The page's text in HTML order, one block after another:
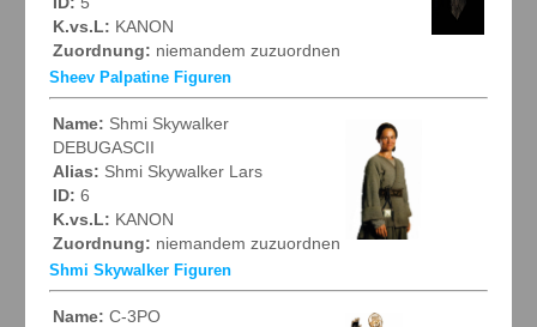
K.vs.L: KANON
Zuordnung: niemandem zuzuordnen
Sheev Palpatine Figuren
Name: Shmi Skywalker
DEBUGASCII
Alias: Shmi Skywalker Lars
ID: 6
K.vs.L: KANON
Zuordnung: niemandem zuzuordnen
Shmi Skywalker Figuren
Name: C-3PO